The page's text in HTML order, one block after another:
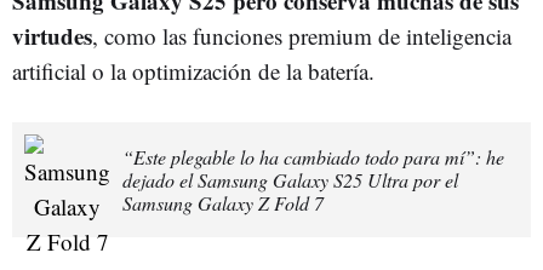
virtudes, como las funciones premium de inteligencia
artificial o la optimización de la batería.
“Este plegable lo ha cambiado todo para mí”: he
dejado el Samsung Galaxy S25 Ultra por el
Samsung Galaxy Z Fold 7